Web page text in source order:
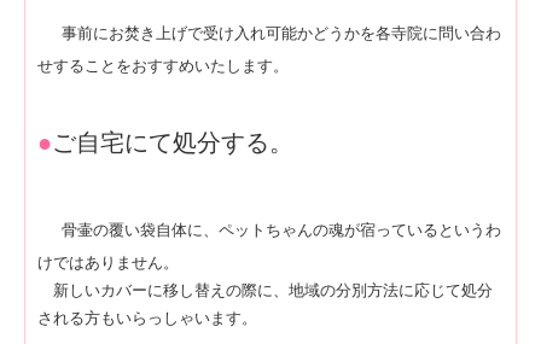
事前にお焚き上げで受け入れ可能かどうかを各寺院に問い合わ
せすることをおすすめいたします。
●ご自宅にて処分する。
骨壷の覆い袋自体に、ペットちゃんの魂が宿っているというわ
けではありません。
新しいカバーに移し替えの際に、地域の分別方法に応じて処分
される方もいらっしゃいます。